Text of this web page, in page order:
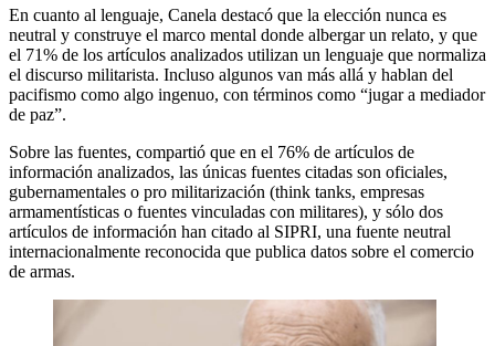
En cuanto al lenguaje, Canela destacó que la elección nunca es
neutral y construye el marco mental donde albergar un relato, y que
el 71% de los artículos analizados utilizan un lenguaje que normaliza
el discurso militarista. Incluso algunos van más allá y hablan del
pacifismo como algo ingenuo, con términos como “jugar a mediador
de paz”.
Sobre las fuentes, compartió que en el 76% de artículos de
información analizados, las únicas fuentes citadas son oficiales,
gubernamentales o pro militarización (think tanks, empresas
armamentísticas o fuentes vinculadas con militares), y sólo dos
artículos de información han citado al SIPRI, una fuente neutral
internacionalmente reconocida que publica datos sobre el comercio
de armas.